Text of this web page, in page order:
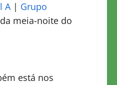
A| Grupo
meia-noite do
está nos